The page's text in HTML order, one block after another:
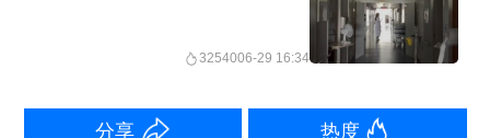
截至今年6月底，塞力医疗应收账款8.91
整体资产负债率为61.42%。
3254006-29 16:34
分享 热度